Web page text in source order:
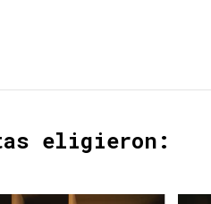
eligieron: